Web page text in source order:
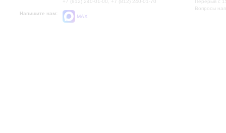
+7 (812) 240-01-00, +7 (812) 240-01-70
Напишите нам:
MAX
Перерыв с
Вопросы